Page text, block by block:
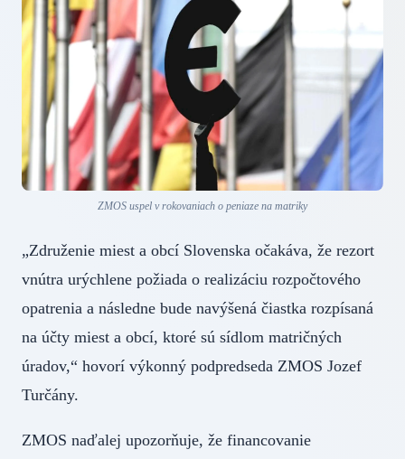
ZMOS uspel v rokovaniach o peniaze na matriky
„Združenie miest a obcí Slovenska očakáva, že rezort
vnútra urýchlene požiada o realizáciu rozpočtového
opatrenia a následne bude navýšená čiastka rozpísaná
na účty miest a obcí, ktoré sú sídlom matričných
úradov,“ hovorí výkonný podpredseda ZMOS Jozef
Turčány.
ZMOS naďalej upozorňuje, že financovanie